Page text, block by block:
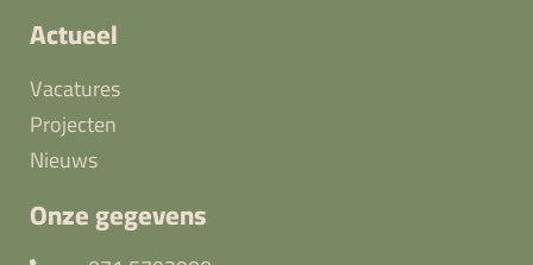
Actueel
Vacatures
Projecten
Nieuws
Onze gegevens